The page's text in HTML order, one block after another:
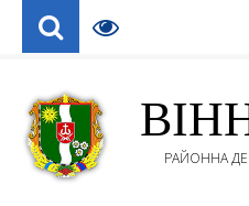
РАЙОННА